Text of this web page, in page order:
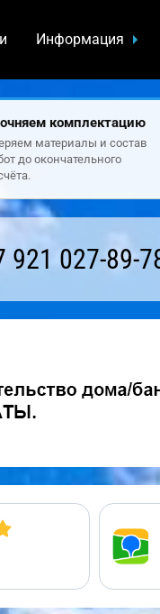
Информация
комплектацию
материалы и состав
до окончательного
921 027-89-